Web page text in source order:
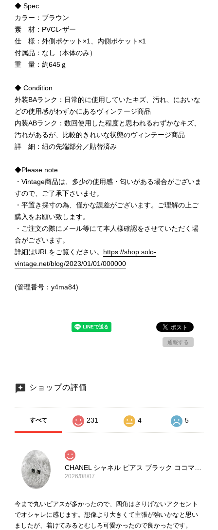
◆ Spec
カラー：ブラウン
素 材：PVCレザー
仕 様：外側ポケット×1、内側ポケット×1
付属品：なし（本体のみ）
重 量：約645ｇ
◆ Condition
外装BAランク：日常的に使用していたキズ、汚れ、においな
どの使用感がわずかにあるヴィンテージ商品
内装ABランク：数回使用した程度と思われるわずかなキズ、
汚れがあるが、比較的きれいな状態のヴィンテージ商品
詳 細：紐の先端部分／貼替済み
◆Please note
・Vintage商品は、多少の使用感・匂いがある場合がございま
すので、ご了承下さいませ。
・平置き採寸の為、僅かな誤差がございます。ご理解の上ご
購入をお願い致します。
・ご注文の際にメール等にて本人様確認をさせていただく場
合がございます。
詳細はURLをご覧ください。 https://shop.solo-
vintage.net/blog/2023/01/01/000000
(管理番号：y4ma84)
通報する
ショップの評価
すべて 231 4 5
2026/08/07
今まで丸いピアスが多かったので、四角はさりげないアクセント
でオシャレに感じます。想像より大きくて主張が強いかなと思い
ましたが、着けてみるとむしろ可愛かったので良かったです。